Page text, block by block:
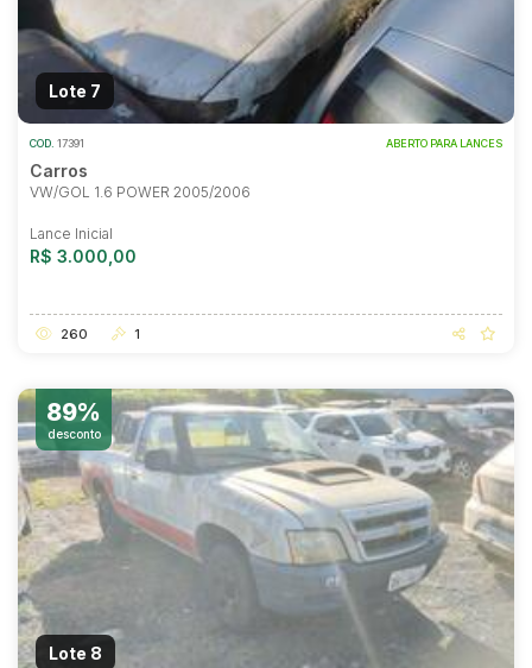
Lote 7
COD. 17391 ABERTO PARA LANCES
Carros
VW/GOL 1.6 POWER 2005/2006
Lance Inicial
R$ 3.000,00
260 1
89%
desconto
Lote 8